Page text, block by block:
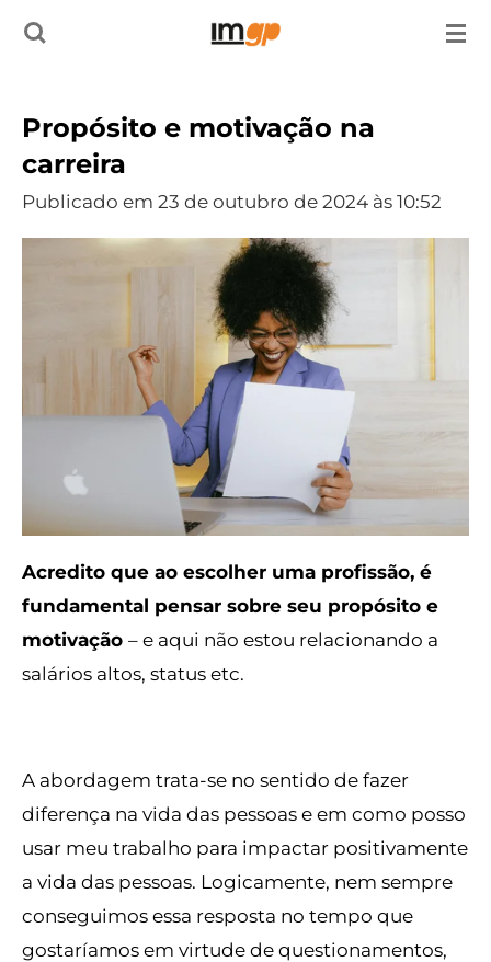
Salta
conteúdo
principal
Propósito e motivação na
carreira
Publicado em 23 de outubro de 2024 às 10:52
Acredito que ao escolher uma profissão, é
fundamental pensar sobre seu propósito e
motivação – e aqui não estou relacionando a
salários altos, status etc.
A abordagem trata-se no sentido de fazer
diferença na vida das pessoas e em como posso
usar meu trabalho para impactar positivamente
a vida das pessoas. Logicamente, nem sempre
conseguimos essa resposta no tempo que
gostaríamos em virtude de questionamentos,